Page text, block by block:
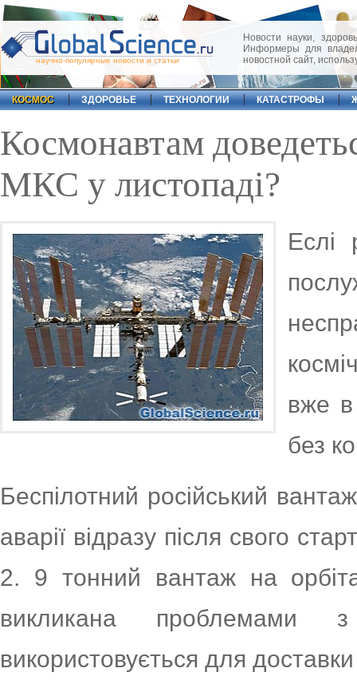
научно-популярные новости и статьи
Новости науки,
Информеры для
новостной сайт,
КОСМОС ЗДОРОВЬЕ ТЕХНОЛОГИИ КАТАСТРОФЫ
Космонавтам
МКС у листопаді?
Еслі
вже в
без
Беспілотний російський
аварії відразу після свого
2. 9 тонний вантаж на
викликана проблемами
використовується для